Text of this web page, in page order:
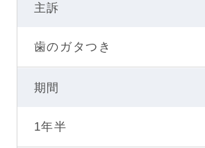
主訴
歯のガタつき
期間
1年半